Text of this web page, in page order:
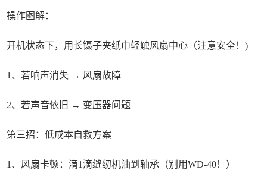
操作图解：
开机状态下，用长镊子夹纸巾轻触风扇中心（注意安全！)
1、若响声消失 → 风扇故障
2、若声音依旧 → 变压器问题
第三招：低成本自救方案
1、风扇卡顿：滴1滴缝纫机油到轴承（别用WD-40！）